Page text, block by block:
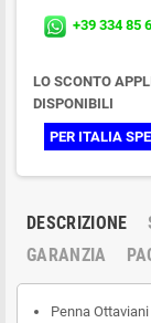
+39 334 85
LO SCONTO
DISPONIBILI
PER ITALIA
DESCRIZIONE
GARANZIA
Penna Ottaviani